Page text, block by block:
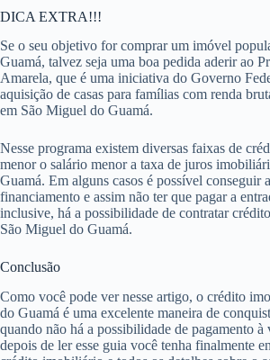
regiões com exceção dos estados MG, RJ, PA
pode custar até R$750 mil.
Você pode utilizar o saldo do FGTS para dar
das parcelas dos próximos 12 meses ou para
crédito habitacional em São Miguel do Guamá.
Econômica Federal levando um documento
do FGTS, carteira de trabalho e a declaração
um documento que prove que você é isento da
do Guamá.
DICA EXTRA!!!
Se o seu objetivo for comprar um imóvel
Amarela, que é uma iniciativa do Governo
aquisição de casas para famílias com renda
em São Miguel do Guamá.